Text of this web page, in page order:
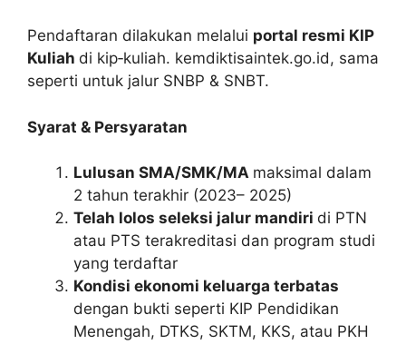
Pendaftaran dilakukan melalui portal resmi KIP
Kuliah di kip‑kuliah. kemdiktisaintek.go.id, sama
seperti untuk jalur SNBP & SNBT.
Syarat & Persyaratan
Lulusan SMA/SMK/MA maksimal dalam
2 tahun terakhir (2023– 2025)
Telah lolos seleksi jalur mandiri di PTN
atau PTS terakreditasi dan program studi
yang terdaftar
Kondisi ekonomi keluarga terbatas
dengan bukti seperti KIP Pendidikan
Menengah, DTKS, SKTM, KKS, atau PKH